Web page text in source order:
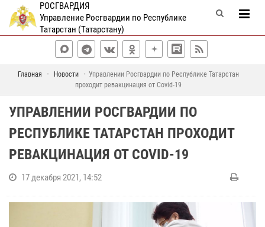
РОСГВАРДИЯ
Управление Росгвардии по Республике
Татарстан (Татарстану)
Главная Новости
Управлении Росгвардии по Республике Татарстан
проходит ревакцинация от Covid-19
УПРАВЛЕНИИ РОСГВАРДИИ ПО
РЕСПУБЛИКЕ ТАТАРСТАН ПРОХОДИТ
РЕВАКЦИНАЦИЯ ОТ COVID-19
17 декабря 2021, 14:52